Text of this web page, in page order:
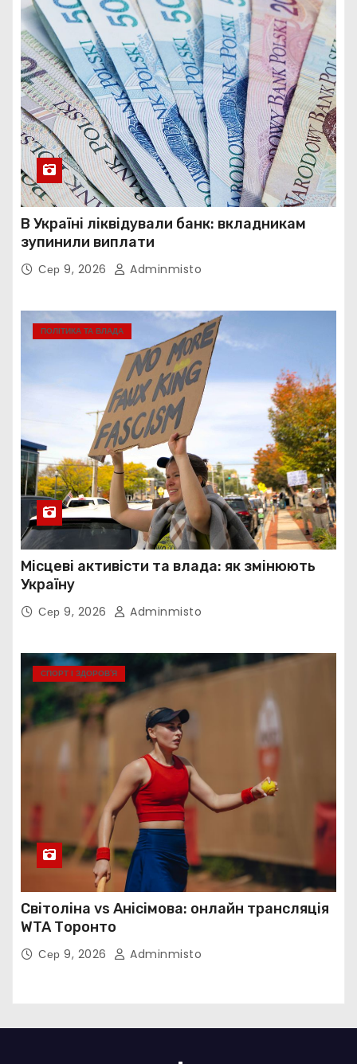
В Україні ліквідували банк: вкладникам
зупинили виплати
Сер 9, 2026 Adminmisto
ПОЛІТИКА ТА ВЛАДА
Місцеві активісти та влада: як змінюють
Україну
Сер 9, 2026 Adminmisto
СПОРТ І ЗДОРОВ’Я
Світоліна vs Анісімова: онлайн трансляція
WTA Торонто
Сер 9, 2026 Adminmisto